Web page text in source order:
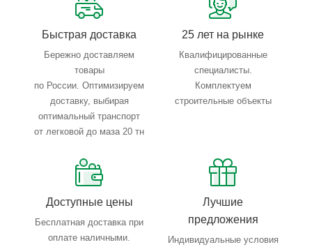
Быстрая доставка
Бережно доставляем
товары
по России. Оптимизируем
доставку, выбирая
оптимальный транспорт
от легковой до маза 20 тн
25 лет на рынке
Квалифицированные
специалисты.
Комплектуем
строительные объекты
Доступные цены
Бесплатная доставка при
оплате наличными.
Лучшие
предложения
Индивидуальные условия